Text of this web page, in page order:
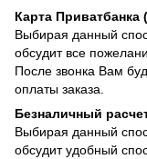
Карта Приватбанка
Выбирая данный
обсудит все
После звонка Вам
оплаты заказа.
Безналичный
Выбирая данный
обсудит удобный